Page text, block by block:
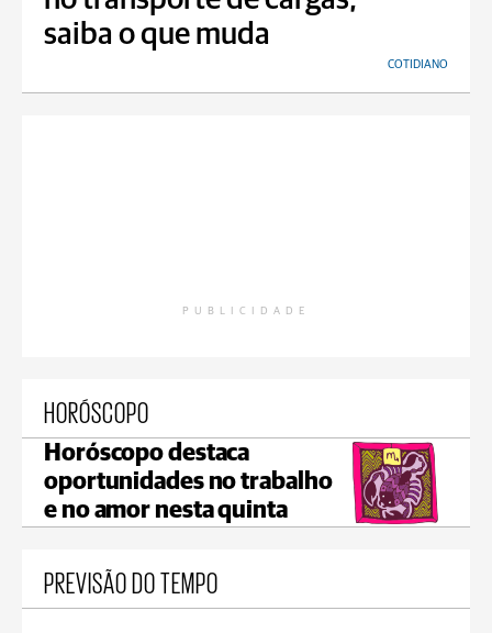
saiba o que muda
COTIDIANO
PUBLICIDADE
HORÓSCOPO
Horóscopo destaca
oportunidades no trabalho
e no amor nesta quinta
PREVISÃO DO TEMPO